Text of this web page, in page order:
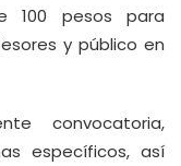
100 pesos para
y público en
convocatoria,
específicos, así